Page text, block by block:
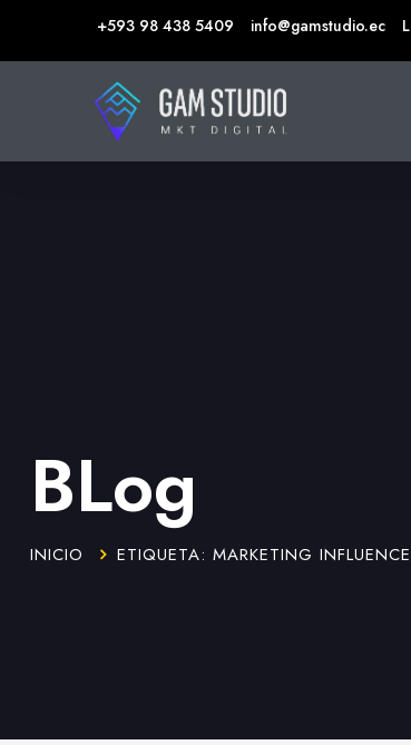
+593 98 438 5409 info@gamstudio.ec
BLog
INICIO ETIQUETA: MARKETING